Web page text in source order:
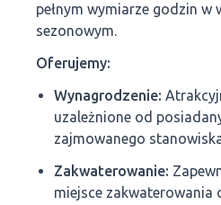
pełnym wymiarze godzin w
sezonowym.
Oferujemy:
Wynagrodzenie:
uzależnione od
zajmowanego
Zakwaterowanie:
miejsce zakwaterowania